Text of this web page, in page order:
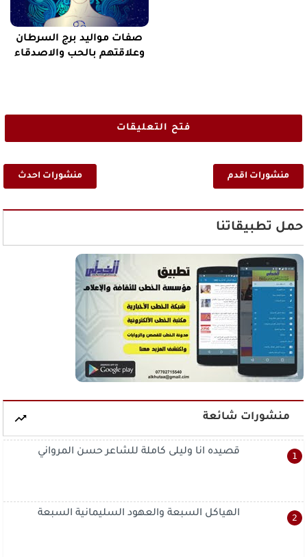
صفات مواليد برج السرطان
وعلاقتهم بالحب والاصدقاء
فتح التعليقات
منشورات احدث منشورات اقدم
حمل تطبيقاتنا
منشورات شائعة
قصيده انا وليلى كاملة للشاعر حسن المرواني
الهياكل السبعة والعهود السليمانية السبعة